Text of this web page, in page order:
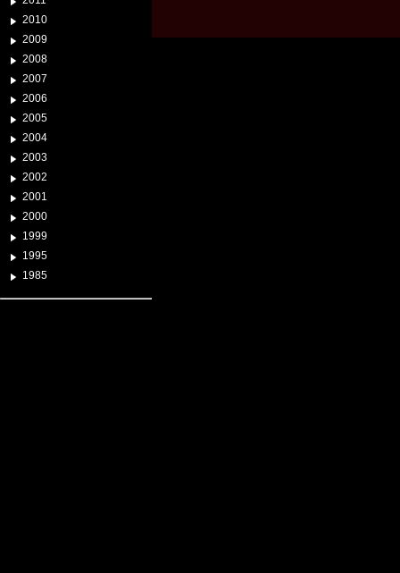
2010
2009
2008
2007
2006
2005
2004
2003
2002
2001
2000
1999
1995
1985